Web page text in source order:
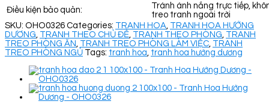
Điều kiện bảo quản:
Tránh ánh nắng trực tiếp,
treo tranh ngoài trời
SKU: OHO0326 Categories: TRANH HOA TRANH HOA HƯỚNG
DƯƠNG TRANH THEO CHỦ ĐỀ TRANH THEO PHÒNG TRANH
TREO PHÒNG ĂN TRANH TREO PHÒNG LÀM VIỆC TRANH
TREO PHÒNG NGỦ Tags: tranh hoa tranh hoa hướng dương